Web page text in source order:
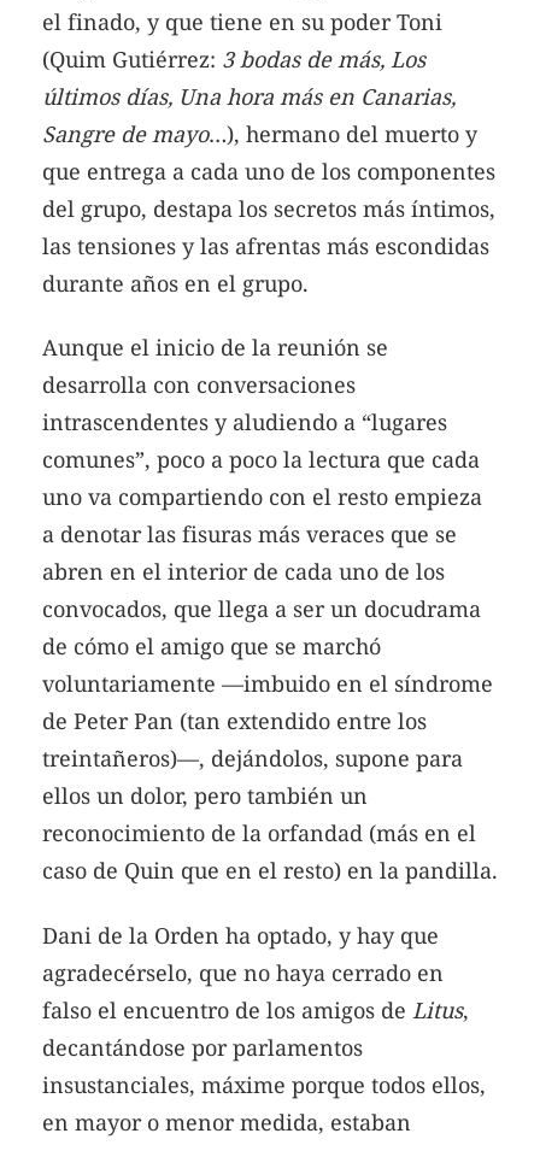
el finado, y que tiene en su poder Toni
(Quim Gutiérrez: 3 bodas de más, Los
últimos días, Una hora más en Canarias,
Sangre de mayo…), hermano del muerto y
que entrega a cada uno de los componentes
del grupo, destapa los secretos más íntimos,
las tensiones y las afrentas más escondidas
durante años en el grupo.
Aunque el inicio de la reunión se
desarrolla con conversaciones
intrascendentes y aludiendo a “lugares
comunes”, poco a poco la lectura que cada
uno va compartiendo con el resto empieza
a denotar las fisuras más veraces que se
abren en el interior de cada uno de los
convocados, que llega a ser un docudrama
de cómo el amigo que se marchó
voluntariamente —imbuido en el síndrome
de Peter Pan (tan extendido entre los
treintañeros)—, dejándolos, supone para
ellos un dolor, pero también un
reconocimiento de la orfandad (más en el
caso de Quin que en el resto) en la pandilla.
Dani de la Orden ha optado, y hay que
agradecérselo, que no haya cerrado en
falso el encuentro de los amigos de Litus,
decantándose por parlamentos
insustanciales, máxime porque todos ellos,
en mayor o menor medida, estaban